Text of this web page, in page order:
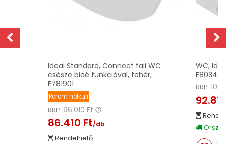
Ideal Standard, Connect fali WC
csésze bidé funkcióval, fehér,
E781901
Perem nélküli
RRP: 96.010 Ft
86.410 Ft/db
Rendelhető
WC,
RRP: